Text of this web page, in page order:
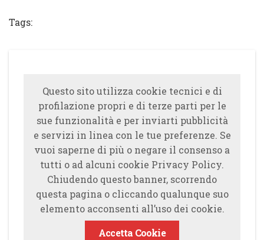
Tags:
Questo sito utilizza cookie tecnici e di
profilazione propri e di terze parti per le
sue funzionalità e per inviarti pubblicità
e servizi in linea con le tue preferenze. Se
vuoi saperne di più o negare il consenso a
tutti o ad alcuni cookie Privacy Policy.
Chiudendo questo banner, scorrendo
questa pagina o cliccando qualunque suo
elemento acconsenti all’uso dei cookie.
Accetta Cookie